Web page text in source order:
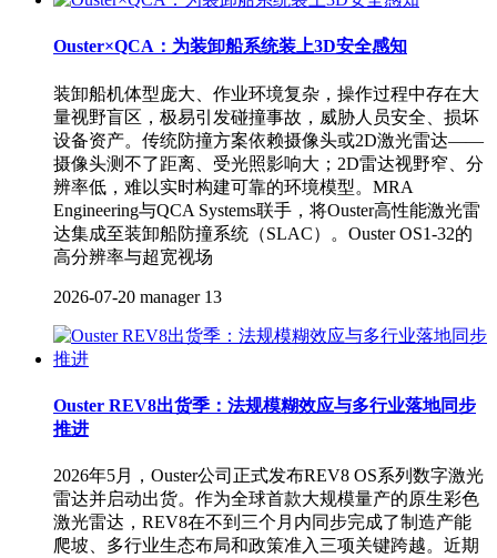
Ouster×QCA：为装卸船系统装上3D安全感知
装卸船机体型庞大、作业环境复杂，操作过程中存在大
量视野盲区，极易引发碰撞事故，威胁人员安全、损坏
设备资产。传统防撞方案依赖摄像头或2D激光雷达——
摄像头测不了距离、受光照影响大；2D雷达视野窄、分
辨率低，难以实时构建可靠的环境模型。MRA
Engineering与QCA Systems联手，将Ouster高性能激光雷
达集成至装卸船防撞系统（SLAC）。Ouster OS1-32的
高分辨率与超宽视场
2026-07-20 manager 13
Ouster REV8出货季：法规模糊效应与多行业落地同步
推进
2026年5月，Ouster公司正式发布REV8 OS系列数字激光
雷达并启动出货。作为全球首款大规模量产的原生彩色
激光雷达，REV8在不到三个月内同步完成了制造产能
爬坡、多行业生态布局和政策准入三项关键跨越。近期